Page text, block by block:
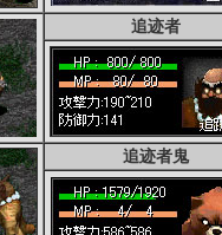
追迹者
追迹者鬼